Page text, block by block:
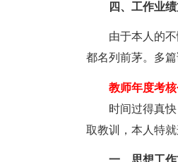
四、工作业绩
由于本人的不懈
都名列前茅。多篇
教师年度考核
时间过得真快，
取教训，本人特
一、思想工作